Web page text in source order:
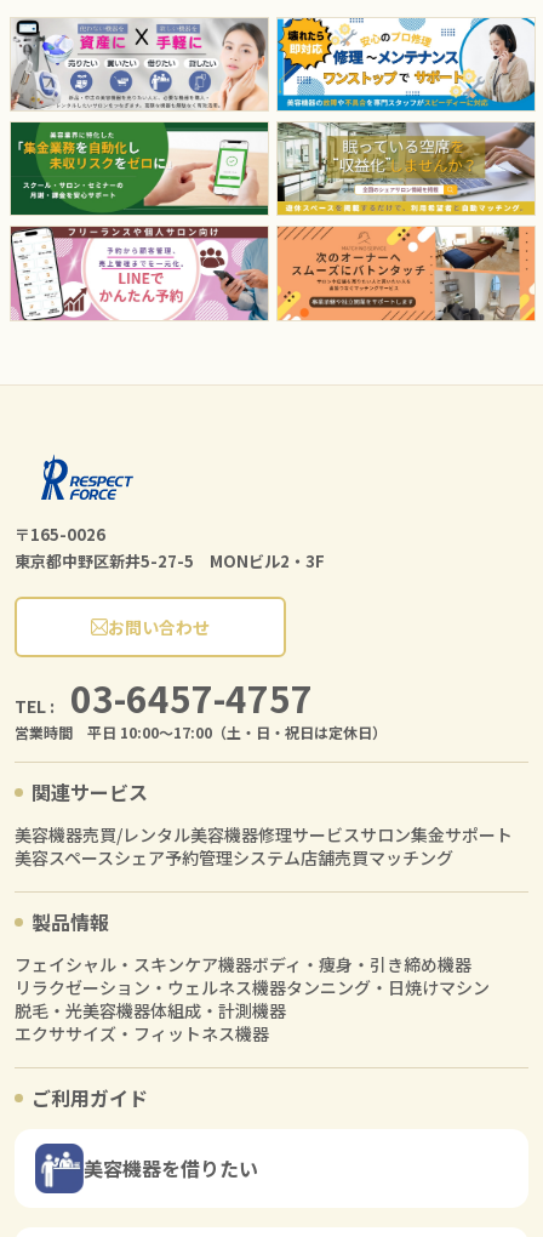
〒165-0026
東京都中野区新井5-27-5 MONビル2・3F
お問い合わせ
TEL : 03-6457-4757
営業時間 平日 10:00〜17:00（土・日・祝日は定休日）
関連サービス
美容機器売買/レンタル美容機器修理サービスサロン集金サポート
美容スペースシェア予約管理システム店舗売買マッチング
製品情報
フェイシャル・スキンケア機器ボディ・痩身・引き締め機器
リラクゼーション・ウェルネス機器タンニング・日焼けマシン
脱毛・光美容機器体組成・計測機器
エクササイズ・フィットネス機器
ご利用ガイド
美容機器を借りたい